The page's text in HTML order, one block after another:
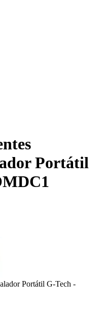
Portátil
Portátil G-Tech -